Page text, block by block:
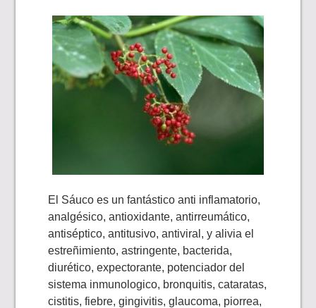
El Sáuco es un fantástico anti inflamatorio,
analgésico, antioxidante, antirreumático,
antiséptico, antitusivo, antiviral, y alivia el
estreñimiento, astringente, bacterida,
diurético, expectorante, potenciador del
sistema inmunologico, bronquitis, cataratas,
cistitis, fiebre, gingivitis, glaucoma, piorrea,